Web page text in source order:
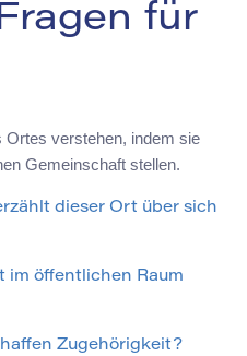
für
Ortes verstehen, indem sie
Gemeinschaft stellen.
dieser Ort über sich
im öffentlichen Raum
Zugehörigkeit?